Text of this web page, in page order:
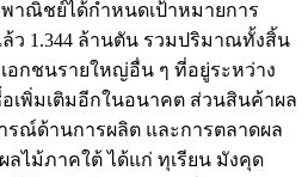
พาณิชย์ได้กำหนดเป้าหมายการ
ว 1.344 ล้านตัน รวมปริมาณทั้งสิ้น
อกชนรายใหญ่อื่น ๆ ที่อยู่ระหว่าง
เพิ่มเติมอีกในอนาคต ส่วนสินค้าผล
รณ์ด้านการผลิต และการตลาดผล
ลไม้ภาคใต้ ได้แก่ ทุเรียน มังคุด